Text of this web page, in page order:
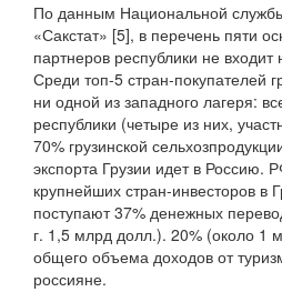
По данным Национальной службы
«Сакстат» [5], в перечень пяти
партнеров республики не
Среди топ-5 стран-покупателей
ни одной из западного лагеря:
республики (четыре из них,
70% грузинской
экспорта Грузии идет в Россию.
крупнейших стран-инвесторов в
поступают 37% денежных
г. 1,5 млрд долл.). 20% (около 1
общего объема доходов от
россияне.